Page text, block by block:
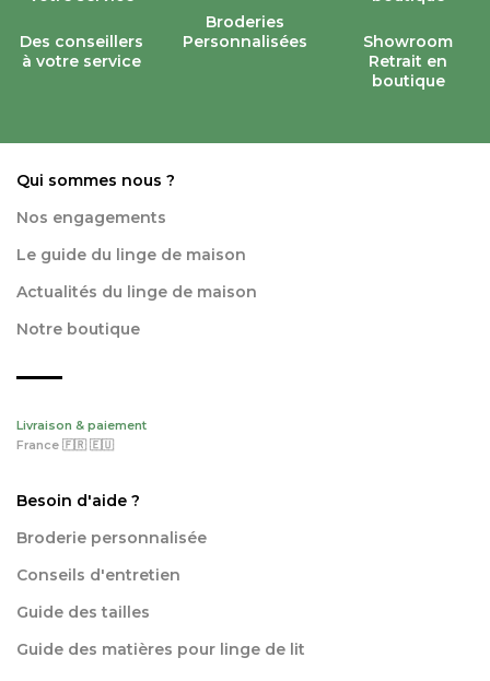
Des conseillers
à votre service
Broderies
Personnalisées
Showroom
Retrait en
boutique
Qui sommes nous ?
Nos engagements
Le guide du linge de maison
Actualités du linge de maison
Notre boutique
Livraison & paiement
France 🇫🇷 🇪🇺
Besoin d'aide ?
Broderie personnalisée
Conseils d'entretien
Guide des tailles
Guide des matières pour linge de lit